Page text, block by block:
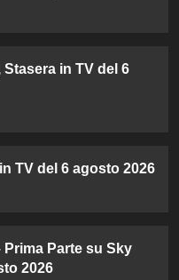
in TV del 6
TV del 6 agosto 2026
Prima Parte su Sky
2026